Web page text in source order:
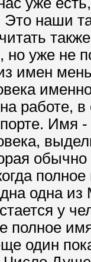
Это наши
но уже не
имен
работе,
Имя
одна
у
полное
один